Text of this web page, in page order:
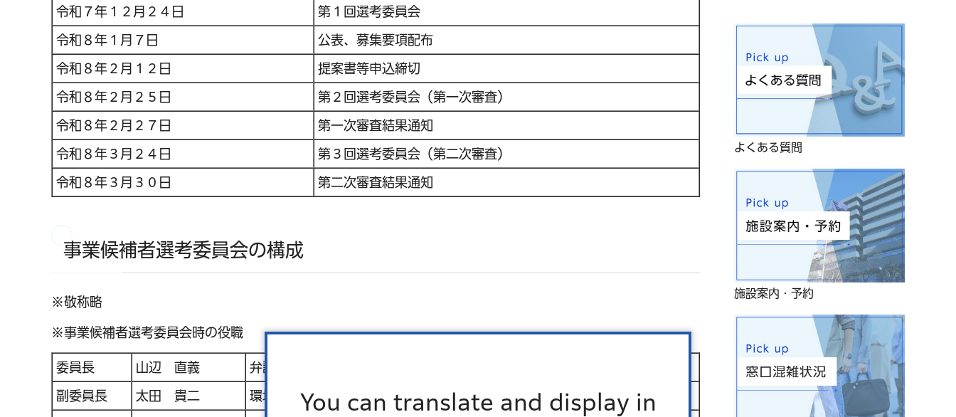
You can translate and display in
令和７年１２月２４日 第１回選考委員会
令和８年１月７日 公表、募集要項配布
令和８年２月１２日 提案書等申込締切
令和８年２月２５日 第２回選考委員会（第一次審査）
令和８年２月２７日 第一次審査結果通知
令和８年３月２４日 第３回選考委員会（第二次審査）
令和８年３月３０日 第二次審査結果通知
事業候補者選考委員会の構成
※敬称略
※事業候補者選考委員会時の役職
委員長 山辺 直義 弁護士・システム監査技術者
副委員長 太田 貴二 環境リサイクル支援部長
よくある質問
施設案内・予約